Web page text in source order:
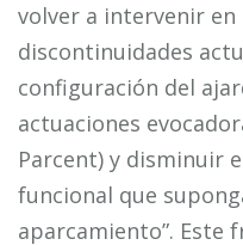
volver a intervenir en
discontinuidades
configuración del
actuaciones
Parcent) y disminuir
funcional que
aparcamiento”. Este